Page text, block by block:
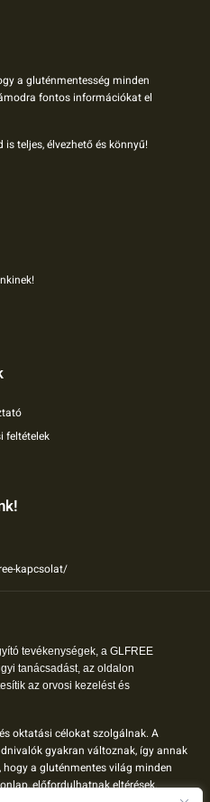
a gluténmentesség minden
fontos információkat el
is teljes, élvezhető és könnyű!
feltételek
kapcsolat/
tevékenységek, a GLFREE
tanácsadást, az oldalon
az orvosi kezelést és
oktatási célokat szolgálnak. A
gyakran változnak, így annak
a gluténmentes világ minden
előfordulhatnak eltérések.